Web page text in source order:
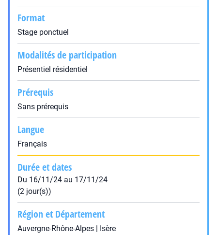
Format
Stage ponctuel
Modalités de participation
Présentiel résidentiel
Prérequis
Sans prérequis
Langue
Français
Durée et dates
Du 16/11/24 au 17/11/24
(2 jour(s))
Région et Département
Auvergne-Rhône-Alpes | Isère